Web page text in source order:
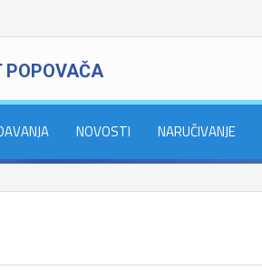
POPOVAČA
NOVOSTI NARUČIVANJE